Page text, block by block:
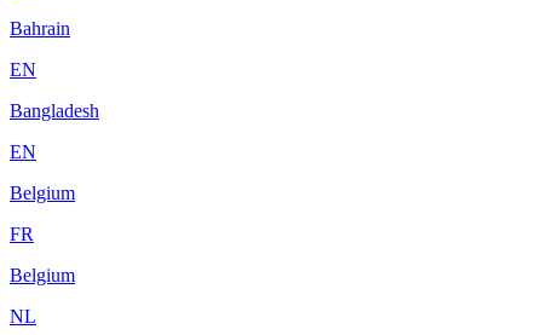
Bahrain
EN
Bangladesh
EN
Belgium
FR
Belgium
NL